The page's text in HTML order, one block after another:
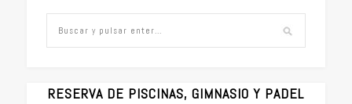
RESERVA DE PISCINAS, GIMNASIO Y PADEL